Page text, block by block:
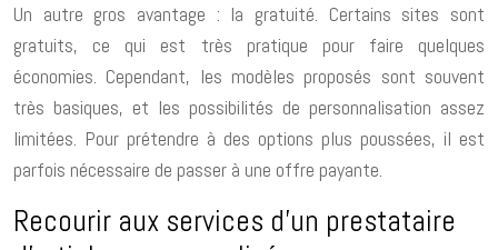
Un autre gros avantage : la gratuité. Certains sites sont
gratuits, ce qui est très pratique pour faire quelques
économies. Cependant, les modèles proposés sont souvent
très basiques, et les possibilités de personnalisation assez
limitées. Pour prétendre à des options plus poussées, il est
parfois nécessaire de passer à une offre payante.
Recourir aux services d’un prestataire